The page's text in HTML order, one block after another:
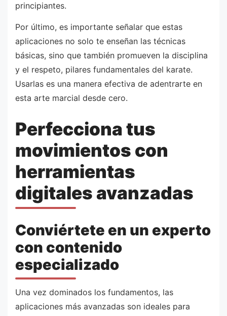
principiantes.
Por último, es importante señalar que estas
aplicaciones no solo te enseñan las técnicas
básicas, sino que también promueven la disciplina
y el respeto, pilares fundamentales del karate.
Usarlas es una manera efectiva de adentrarte en
esta arte marcial desde cero.
Perfecciona tus
movimientos con
herramientas
digitales avanzadas
Conviértete en un experto
con contenido
especializado
Una vez dominados los fundamentos, las
aplicaciones más avanzadas son ideales para